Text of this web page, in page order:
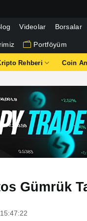
Videolar Borsalar
Portföyüm
Rehberi Coin
Gümrük